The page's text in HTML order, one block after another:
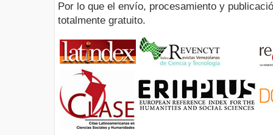
Por lo que el envío, procesamiento y
totalmente gratuito.